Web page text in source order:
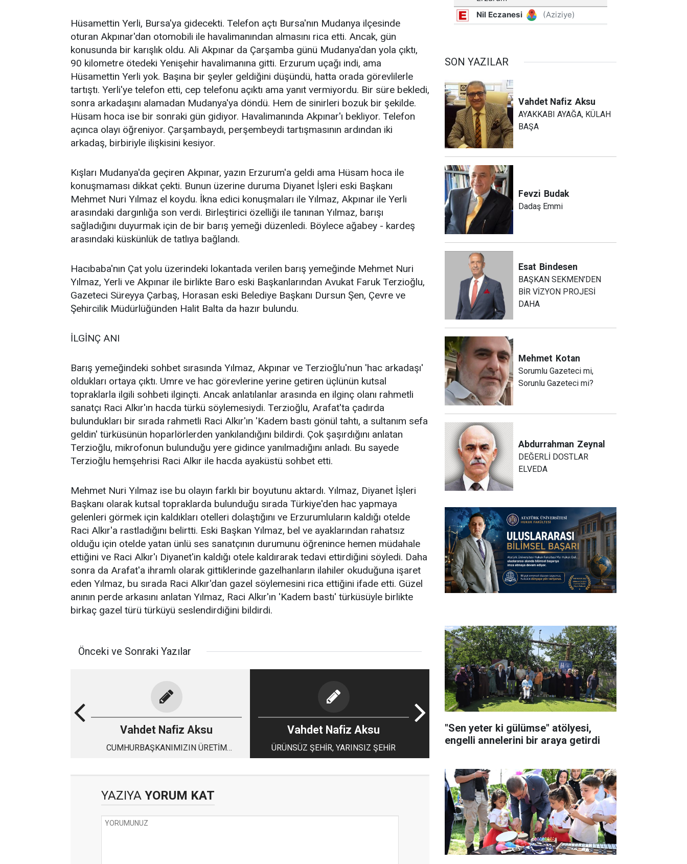
Hüsamettin Yerli, Bursa'ya gidecekti. Telefon açtı Bursa'nın Mudanya ilçesinde
oturan Akpınar'dan otomobili ile havalimanından almasını rica etti. Ancak, gün
konusunda bir karışlık oldu. Ali Akpınar da Çarşamba günü Mudanya'dan yola çıktı,
90 kilometre ötedeki Yenişehir havalimanına gitti. Erzurum uçağı indi, ama
Hüsamettin Yerli yok. Başına bir şeyler geldiğini düşündü, hatta orada görevlilerle
tartıştı. Yerli'ye telefon etti, cep telefonu açıktı ama yanıt vermiyordu. Bir süre bekledi,
sonra arkadaşını alamadan Mudanya'ya döndü. Hem de sinirleri bozuk bir şekilde.
Hüsam hoca ise bir sonraki gün gidiyor. Havalimanında Akpınar'ı bekliyor. Telefon
açınca olayı öğreniyor. Çarşambaydı, perşembeydi tartışmasının ardından iki
arkadaş, birbiriyle ilişkisini kesiyor.
Kışları Mudanya'da geçiren Akpınar, yazın Erzurum'a geldi ama Hüsam hoca ile
konuşmaması dikkat çekti. Bunun üzerine duruma Diyanet İşleri eski Başkanı
Mehmet Nuri Yılmaz el koydu. İkna edici konuşmaları ile Yılmaz, Akpınar ile Yerli
arasındaki dargınlığa son verdi. Birleştirici özelliği ile tanınan Yılmaz, barışı
sağladığını duyurmak için de bir barış yemeği düzenledi. Böylece ağabey - kardeş
arasındaki küskünlük de tatlıya bağlandı.
Hacıbaba'nın Çat yolu üzerindeki lokantada verilen barış yemeğinde Mehmet Nuri
Yılmaz, Yerli ve Akpınar ile birlikte Baro eski Başkanlarından Avukat Faruk Terzioğlu,
Gazeteci Süreyya Çarbaş, Horasan eski Belediye Başkanı Dursun Şen, Çevre ve
Şehircilik Müdürlüğünden Halit Balta da hazır bulundu.
İLGİNÇ ANI
Barış yemeğindeki sohbet sırasında Yılmaz, Akpınar ve Terzioğlu'nun 'hac arkadaşı'
oldukları ortaya çıktı. Umre ve hac görevlerine yerine getiren üçlünün kutsal
topraklarla ilgili sohbeti ilginçti. Ancak anlatılanlar arasında en ilginç olanı rahmetli
sanatçı Raci Alkır'ın hacda türkü söylemesiydi. Terzioğlu, Arafat'ta çadırda
bulundukları bir sırada rahmetli Raci Alkır'ın 'Kadem bastı gönül tahtı, a sultanım sefa
geldin' türküsünün hoparlörlerden yankılandığını bildirdi. Çok şaşırdığını anlatan
Terzioğlu, mikrofonun bulunduğu yere gidince yanılmadığını anladı. Bu sayede
Terzioğlu hemşehrisi Raci Alkır ile hacda ayaküstü sohbet etti.
Mehmet Nuri Yılmaz ise bu olayın farklı bir boyutunu aktardı. Yılmaz, Diyanet İşleri
Başkanı olarak kutsal topraklarda bulunduğu sırada Türkiye'den hac yapmaya
gelenleri görmek için kaldıkları otelleri dolaştığını ve Erzurumluların kaldığı otelde
Raci Alkır'a rastladığını belirtti. Eski Başkan Yılmaz, bel ve ayaklarından rahatsız
olduğu için otelde yatan ünlü ses sanatçının durumunu öğrenince hemen müdahale
ettiğini ve Raci Alkır'ı Diyanet'in kaldığı otele kaldırarak tedavi ettirdiğini söyledi. Daha
sonra da Arafat'a ihramlı olarak gittiklerinde gazelhanların ilahiler okuduğuna işaret
eden Yılmaz, bu sırada Raci Alkır'dan gazel söylemesini rica ettiğini ifade etti. Güzel
anının perde arkasını anlatan Yılmaz, Raci Alkır'ın 'Kadem bastı' türküsüyle birlikte
birkaç gazel türü türküyü seslendirdiğini bildirdi.
Önceki ve Sonraki Yazılar
Vahdet Nafiz Aksu
CUMHURBAŞKANIMIZIN ÜRETİM
Vahdet Nafiz Aksu
ÜRÜNSÜZ ŞEHİR, YARINSIZ ŞEHİR
YAZIYA YORUM KAT
SON YAZILAR
Vahdet Nafiz Aksu
AYAKKABI AYAĞA, KÜLAH
BAŞA
Fevzi Budak
Dadaş Emmi
Esat Bindesen
BAŞKAN SEKMEN'DEN
BİR VİZYON PROJESİ
DAHA
Mehmet Kotan
Sorumlu Gazeteci mi,
Sorunlu Gazeteci mi?
Abdurrahman Zeynal
DEĞERLİ DOSTLAR
ELVEDA
"Sen yeter ki gülümse" atölyesi,
engelli annelerini bir araya getirdi